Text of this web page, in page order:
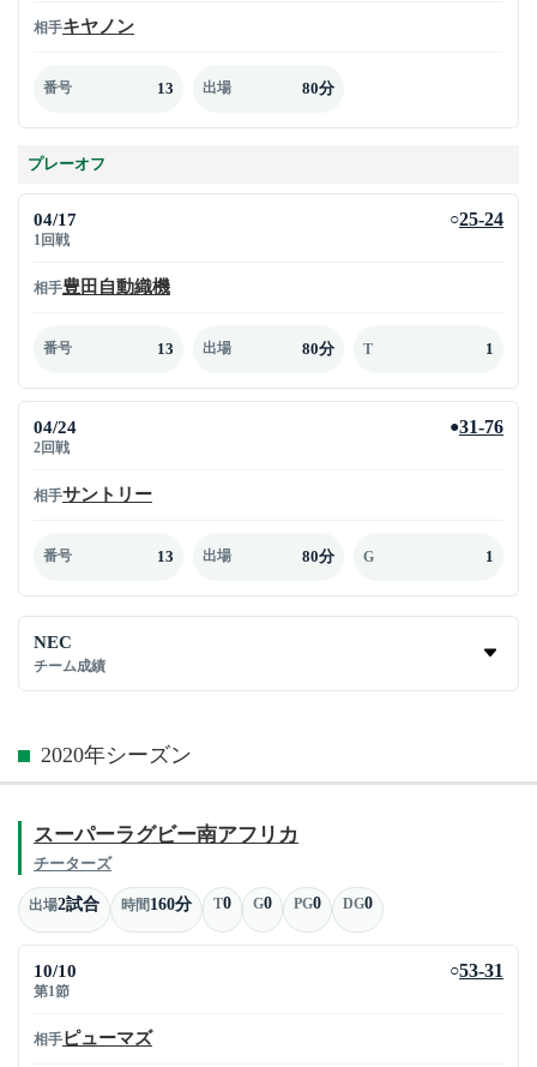
相手キヤノン
番号 13 出場 80分
プレーオフ
04/17
1回戦
○25-24
相手豊田自動織機
番号 13 出場 80分 T 1
04/24
2回戦
●31-76
相手サントリー
番号 13 出場 80分 G 1
NEC
チーム成績
2020年シーズン
スーパーラグビー南アフリカ
チーターズ
出場2試合 時間160分 T0 G0 PG0 DG0
10/10
第1節
○53-31
相手ピューマズ